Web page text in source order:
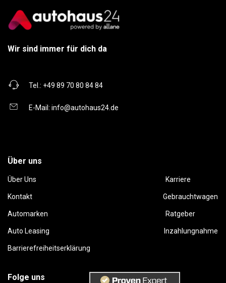
Wir sind immer für dich da
Tel.: +49 89 70 80 84 84
E-Mail: info@autohaus24.de
Über uns
Über Uns Karriere
Kontakt Gebrauchtwagen
Automarken Ratgeber
Auto Leasing Inzahlungnahme
Barrierefreiheitserklärung
Folge uns